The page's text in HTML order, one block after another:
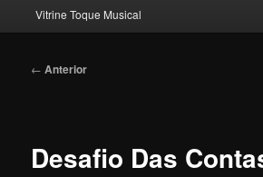
Vitrine Toque Musical
Navegação
← Anterior
Desafio Das